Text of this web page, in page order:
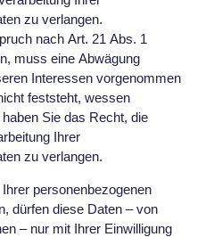
zu verlangen.
nach Art. 21 Abs. 1
muss eine Abwägung
Interessen vorgenommen
feststeht, wessen
Sie das Recht, die
Ihrer
zu verlangen.
personenbezogenen
dürfen diese Daten – von
– nur mit Ihrer Einwilligung